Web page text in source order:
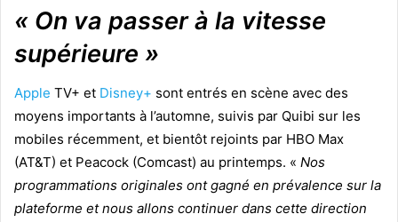
« On va passer à la vitesse
supérieure »
Apple TV+ et Disney+ sont entrés en scène avec des
moyens importants à l’automne, suivis par Quibi sur les
mobiles récemment, et bientôt rejoints par HBO Max
(AT&T) et Peacock (Comcast) au printemps. « Nos
programmations originales ont gagné en prévalence sur la
plateforme et nous allons continuer dans cette direction